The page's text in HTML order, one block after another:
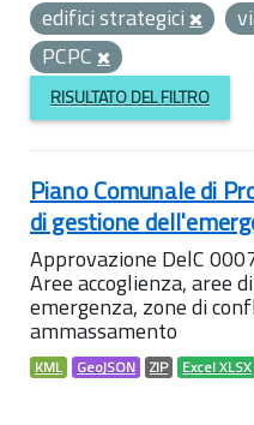
edifici strategici
PCPC
RISULTATO DEL FILTRO
Piano Comunale di
di gestione
Approvazione DelC
Aree accoglienza, aree
emergenza, zone di
ammassamento
KML GeoJSON ZIP Excel XLSX